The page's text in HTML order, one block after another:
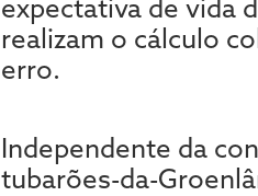
expectativa de vida
realizam o cálculo
erro.
Independente da
tubarões-da-